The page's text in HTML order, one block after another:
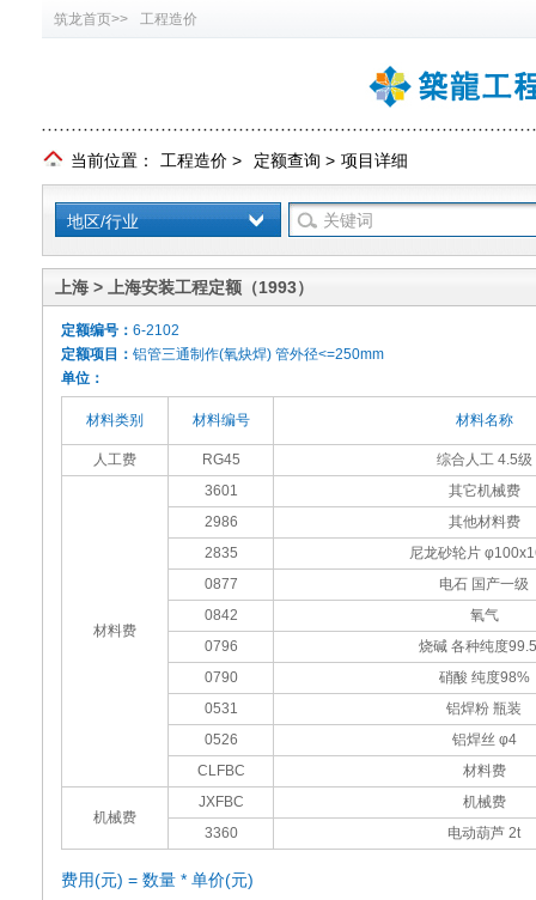
筑龙首页>> 工程造价
当前位置： 工程造价 > 定额查询 > 项目详细
地区/行业
上海 > 上海安装工程定额（1993）
定额编号： 6-2102
定额项目： 铝管三通制作(氧炔焊) 管外径<=250mm
单位：
材料类别 材料编号 材料名称
人工费 RG45 综合人工 4.5级
材料费
3601
其它机械费
2986
其他材料费
2835
尼龙砂轮片
0877
电石 国产一级
0842
氧气
0796
烧碱 各种纯度
0790
硝酸 纯度98%
0531
铝焊粉 瓶装
0526
铝焊丝 φ4
CLFBC
材料费
机械费
JXFBC
机械费
3360
电动葫芦 2t
费用(元) = 数量 * 单价(元)